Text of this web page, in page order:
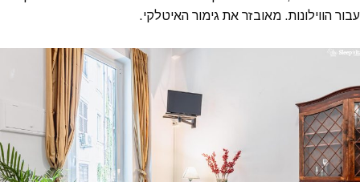
עבור הווילונות. מאובזר את גימור האיטלקי.